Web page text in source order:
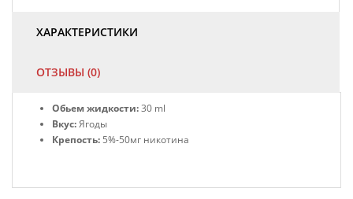
ХАРАКТЕРИСТИКИ
ОТЗЫВЫ (0)
Обьем жидкости:30 ml
Вкус:Ягоды
Крепость: 5%-50мг никотина